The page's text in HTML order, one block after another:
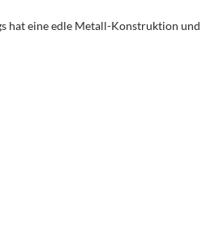
hat eine edle Metall-Konstruktion